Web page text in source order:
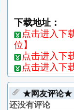
下载地址：
点击进入下
位】
点击进入下
点击进入下
★网友评论★
还没有评论